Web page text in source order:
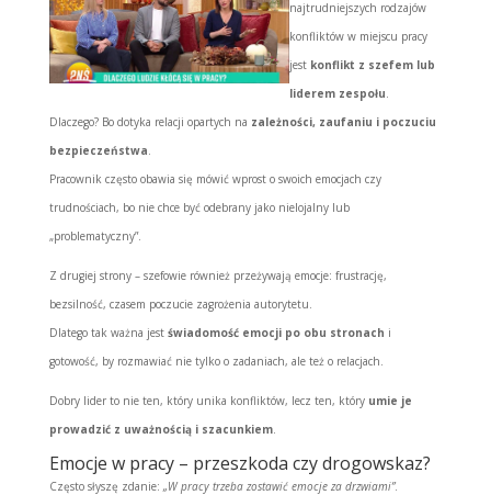
najtrudniejszych rodzajów
konfliktów w miejscu pracy
jest konflikt z szefem lub
liderem zespołu
Dlaczego? Bo dotyka relacji opartych na zależności, zaufaniu i poczuciu
bezpieczeństwa
Pracownik często obawia się mówić wprost o swoich emocjach czy
trudnościach, bo nie chce być odebrany jako nielojalny lub
„problematyczny”.
Z drugiej strony – szefowie również przeżywają emocje: frustrację,
bezsilność, czasem poczucie zagrożenia autorytetu.
Dlatego tak ważna jest świadomość emocji po obu stronach i
gotowość, by rozmawiać nie tylko o zadaniach, ale też o relacjach.
Dobry lider to nie ten, który unika konfliktów, lecz ten, który umie je
prowadzić z uważnością i szacunkiem.
Emocje w pracy – przeszkoda czy drogowskaz?
Często słyszę zdanie: „W pracy trzeba zostawić emocje za drzwiami”.